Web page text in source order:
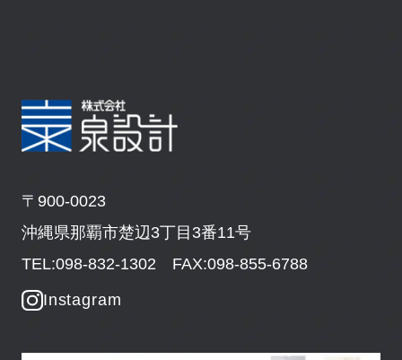
〒900-0023
沖縄県那覇市楚辺3丁目3番11号
TEL:098-832-1302 FAX:098-855-6788
Instagram